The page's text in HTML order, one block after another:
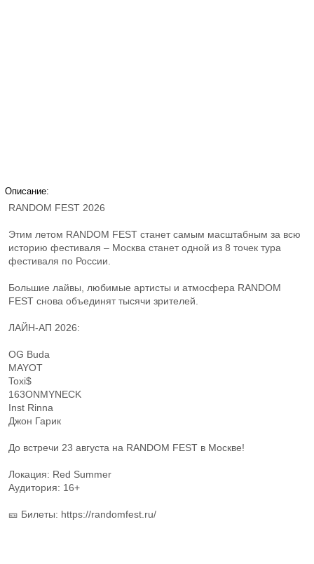
Описание:
RANDOM FEST 2026
Этим летом RANDOM FEST станет самым масштабным за всю
историю фестиваля – Москва станет одной из 8 точек тура
фестиваля по России.
Большие лайвы, любимые артисты и атмосфера RANDOM
FEST снова объединят тысячи зрителей.
ЛАЙН-АП 2026:
OG Buda
MAYOT
Toxi$
163ONMYNECK
Inst Rinna
Джон Гарик
До встречи 23 августа на RANDOM FEST в Москве!
Локация: Red Summer
Аудитория: 16+
🎫 Билеты: https://randomfest.ru/